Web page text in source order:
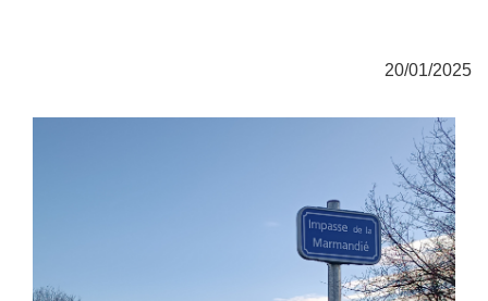
20/01/2025